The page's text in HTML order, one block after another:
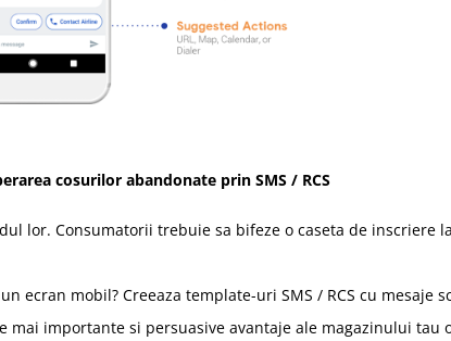
cosurilor abandonate prin SMS / RCS
lor. Consumatorii trebuie sa bifeze o caseta de inscriere
ecran mobil? Creeaza template-uri SMS / RCS cu mesaje
mai importante si persuasive avantaje ale magazinului tau